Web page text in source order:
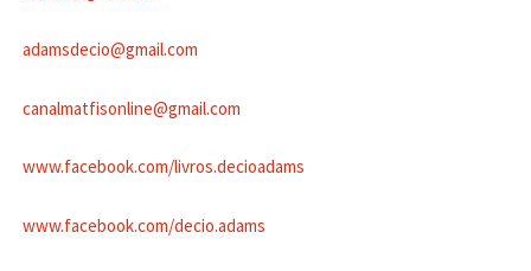
adamsdecio@gmail.com
canalmatfisonline@gmail.com
www.facebook.com/livros.decioadams
www.facebook.com/decio.adams